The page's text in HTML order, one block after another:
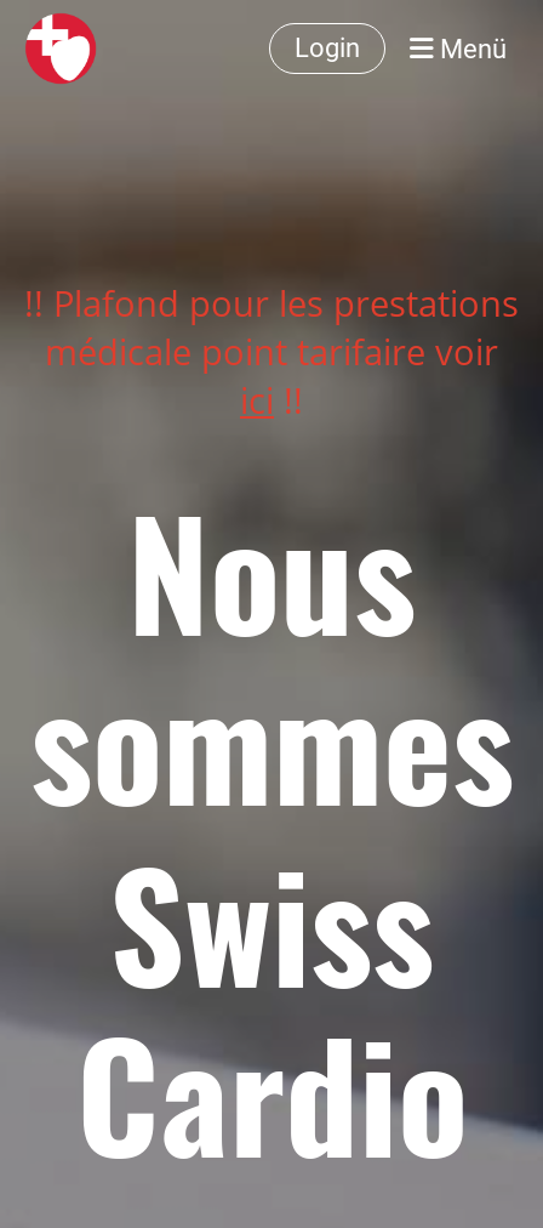
Login Menü
!! Plafond pour les prestations
médicale point tarifaire voir
ici !!
Nous
sommes
Swiss
Cardio